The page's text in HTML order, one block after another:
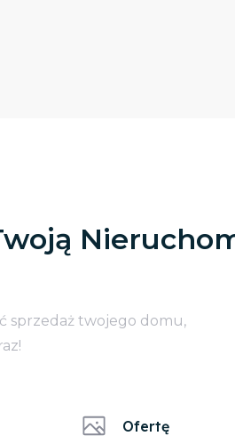
sprzedaż twojego domu,
Ofertę